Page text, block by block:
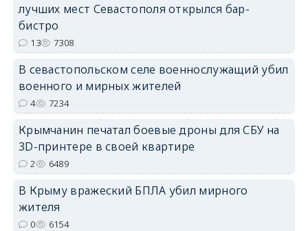
erid: 2SDnjdvhGXG
лучших мест Севастополя открылся бар-
бистро
13 7308
В севастопольском селе военнослужащий убил
военного и мирных жителей
4 7234
Крымчанин печатал боевые дроны для СБУ на
3D-принтере в своей квартире
2 6489
В Крыму вражеский БПЛА убил мирного
жителя
0 6154